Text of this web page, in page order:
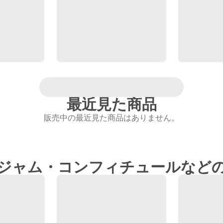
最近見た商品
販売中の最近見た商品はありません。
ャム・コンフィチュールなど